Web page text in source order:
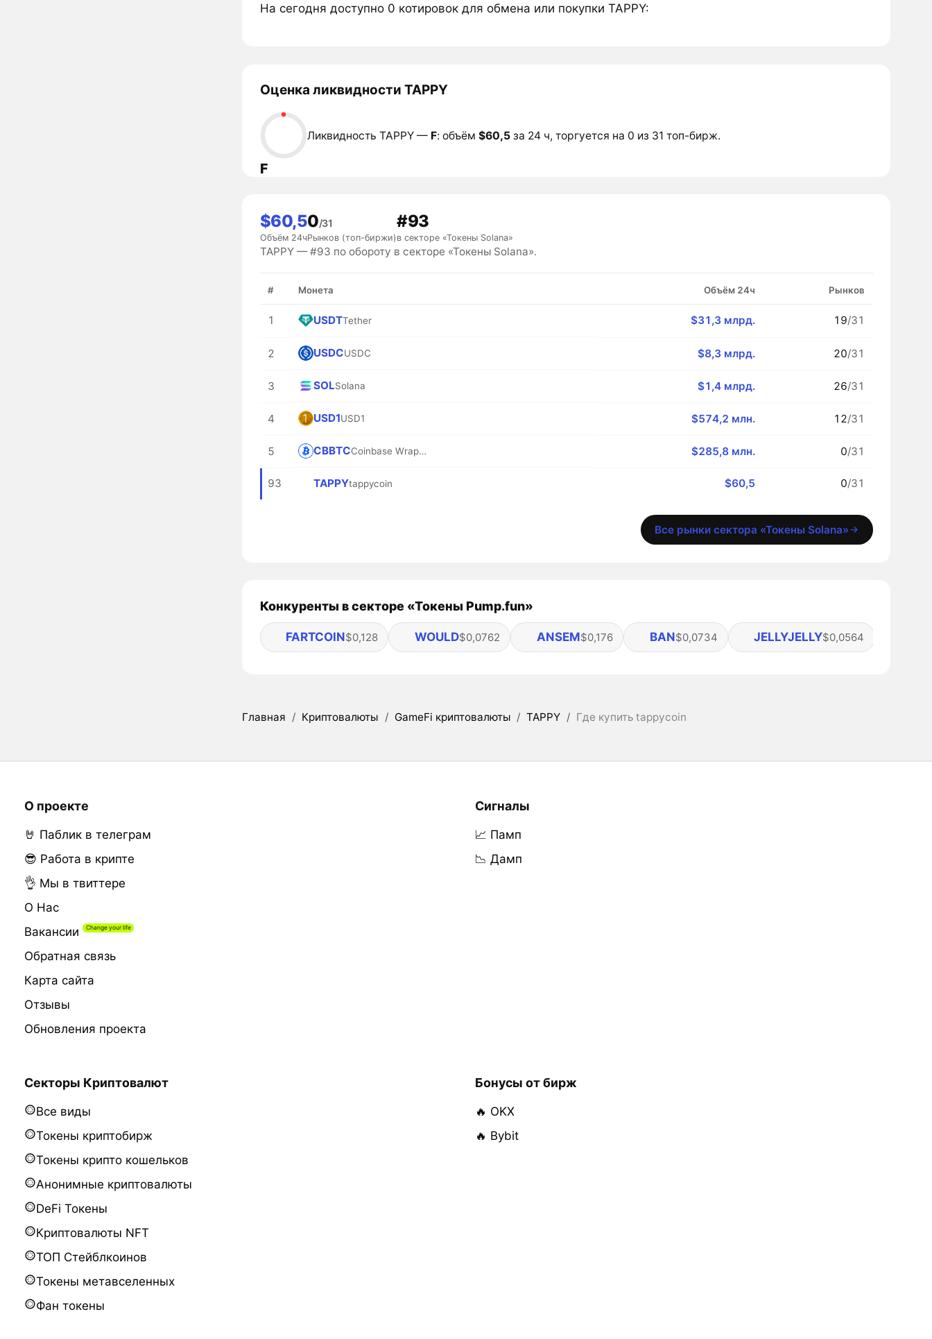
На сегодня доступно 0 котировок для обмена или покупки TAPPY:
Оценка ликвидности TAPPY
F
Ликвидность TAPPY — F: объём $60,5за 24 ч, торгуется на 0 из 31 топ-бирж.
$60,5
Объём 24ч
0/31
Рынков (топ-биржи)
#93
в секторе «Токены Solana»
TAPPY — #93 по обороту в секторе «Токены Solana».
# Монета Объём 24ч Рынков
1 USDTTether $31,3 млрд. 19/31
2 USDCUSDC $8,3 млрд. 20/31
3 SOLSolana $1,4 млрд. 26/31
4 USD1USD1 $574,2 млн. 12/31
5 CBBTC Coinbase Wrapped BTC $285,8 млн. 0/31
93 TAPPYtappycoin $60,5 0/31
Все рынки сектора «Токены Solana»
Конкуренты в секторе «Токены Pump.fun»
FARTCOIN$0,128 WOULD$0,0762 ANSEM$0,176 BAN$0,0734 JELLYJELLY$0,0564
Главная / Криптовалюты / GameFi криптовалюты / TAPPY / Где купить tappycoin
О проекте
🤘 Паблик в телеграм
😎 Работа в крипте
👌 Мы в твиттере
О Нас
Вакансии
Обратная связь
Карта сайта
Отзывы
Обновления проекта
Сигналы
📈 Памп
📉 Дамп
Секторы Криптовалют
Все виды
Токены криптобирж
Токены крипто кошельков
Анонимные криптовалюты
DeFi Токены
Криптовалюты NFT
ТОП Стейблкоинов
Токены метавселенных
Фан токены
Бонусы от бирж
🔥 OKX
🔥 Bybit